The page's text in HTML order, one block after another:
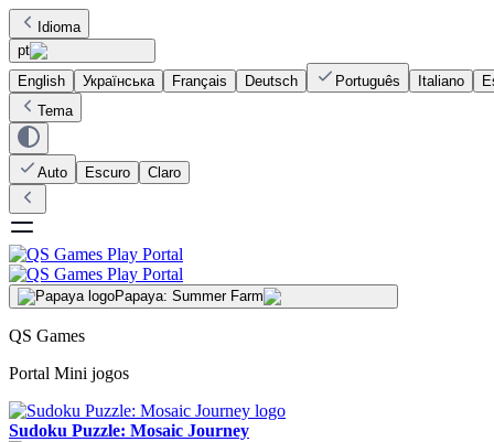
Idioma
pt
English
Українська Français Deutsch Português Italiano
Tema
Auto Escuro Claro
Papaya: Summer Farm
QS Games
Portal Mini jogos
Sudoku Puzzle: Mosaic Journey